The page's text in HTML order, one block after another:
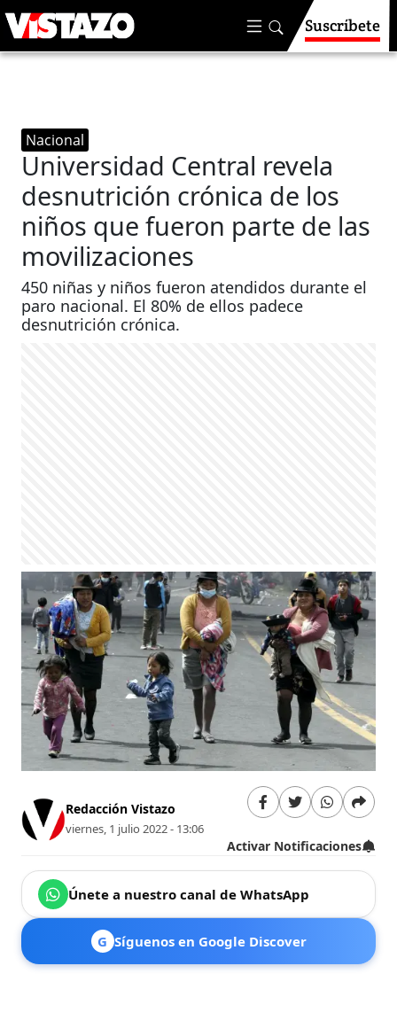
Suscríbete
Nacional
Universidad Central revela
desnutrición crónica de los
niños que fueron parte de las
movilizaciones
450 niñas y niños fueron atendidos durante el
paro nacional. El 80% de ellos padece
desnutrición crónica.
Redacción Vistazo
viernes, 1 julio 2022 - 13:06
Activar Notificaciones
Únete a nuestro canal de WhatsApp
G Síguenos en Google Discover